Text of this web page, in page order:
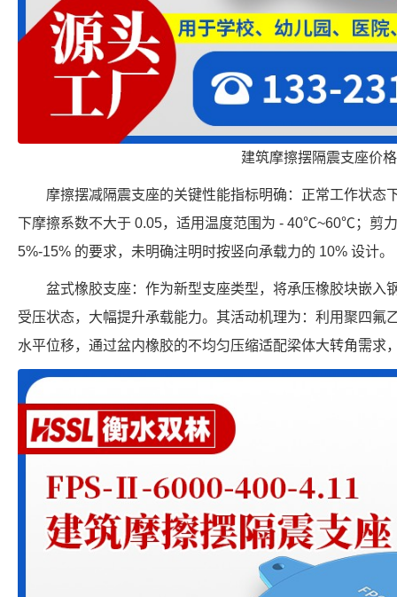
建筑摩擦摆隔震支座价格
摩擦摆减隔震支座的关键性能指标明确：正常工作状态
下摩擦系数不大于 0.05，适用温度范围为 - 40℃~60℃；剪
5%-15% 的要求，未明确注明时按竖向承载力的 10% 设计。
盆式橡胶支座：作为新型支座类型，将承压橡胶块嵌入
受压状态，大幅提升承载能力。其活动机理为：利用聚四氟
水平位移，通过盆内橡胶的不均匀压缩适配梁体大转角需求